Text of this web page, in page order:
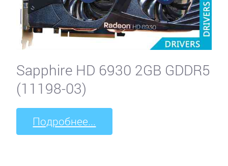
Sapphire HD 6930 2GB GDDR5
(11198-03)
Подробнее...